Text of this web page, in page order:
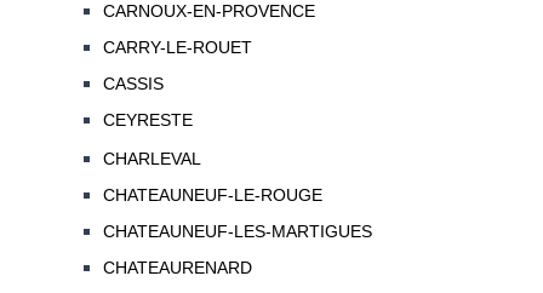
CARNOUX-EN-PROVENCE
CARRY-LE-ROUET
CASSIS
CEYRESTE
CHARLEVAL
CHATEAUNEUF-LE-ROUGE
CHATEAUNEUF-LES-MARTIGUES
CHATEAURENARD